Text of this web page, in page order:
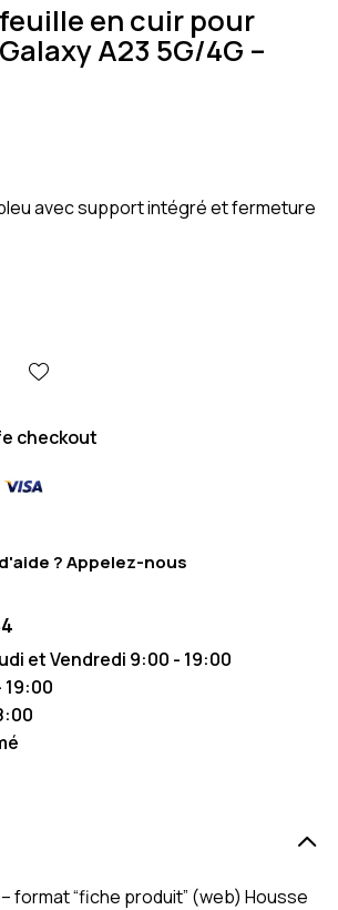
en cuir pour
A23 5G/4G –
avec support intégré et fermeture
checkout
? Appelez-nous
et Vendredi 9:00 - 19:00
19:00
format “fiche produit” (web) Housse